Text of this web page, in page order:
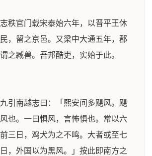
秩官门载宋泰始六年，以晋平王休
，留之京邑。又梁中大通五年，郡
之臧兽。吾邦酷吏，实始于此。
引南越志曰：「熙安间多飓风。飓
也。一曰惧风，言怖惧也。常以六
三日，鸡犬为之不鸣。大者或至七
，外国以为黑风。」按此即南方之